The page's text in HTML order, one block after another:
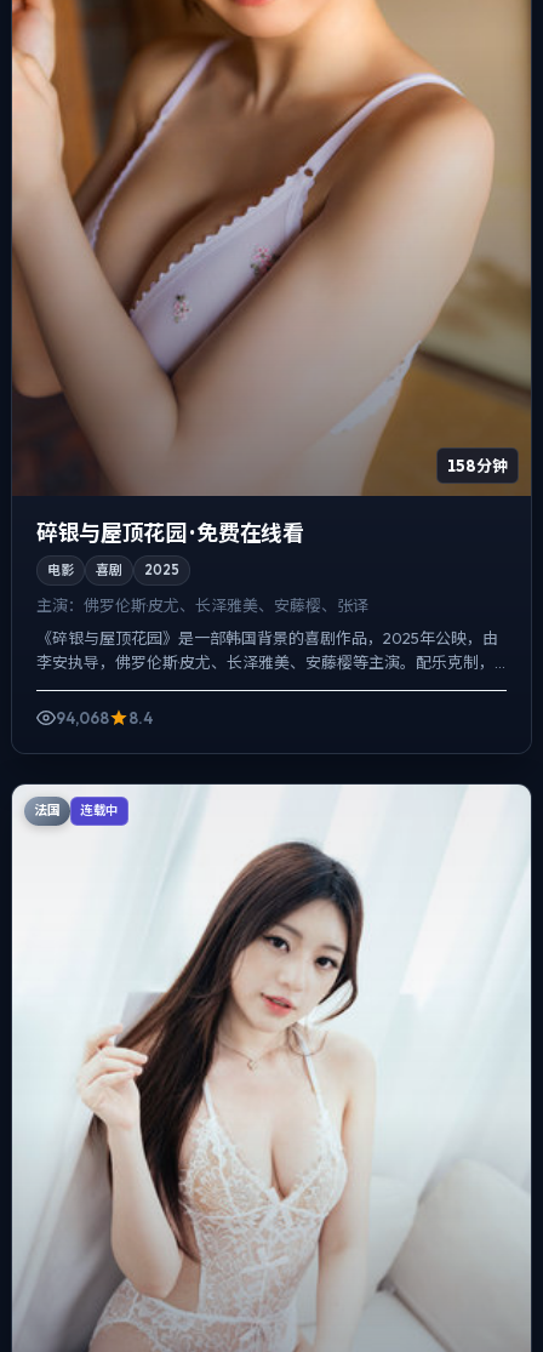
158分钟
碎银与屋顶花园 · 免费在线看
电影 喜剧 2025
主演： 佛罗伦斯·皮尤、长泽雅美、安藤樱、张译
《碎银与屋顶花园》是一部韩国背景的喜剧作品，2025年公映，由
李安执导，佛罗伦斯·皮尤、长泽雅美、安藤樱等主演。配乐克制，
关键场面反而以环境声托情绪，冲突并非来自夸张奇观，而来...
94,068
8.4
法国 连载中